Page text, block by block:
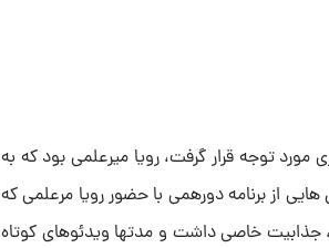
مورد توجه قرار گرفت، رویا میرعلمی بود که به
از برنامه دورهمی با حضور رویا مرعلمی که
جذابیت خاصی داشت و مدتها ویدئوهای کوتاه